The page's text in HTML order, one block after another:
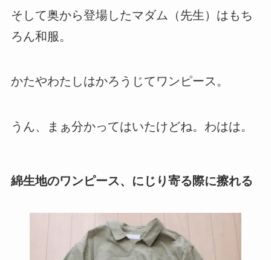
そして奥から登場したマダム（先生）はもち
ろん和服。
かたやわたしはかろうじてワンピース。
うん、まぁ分かってはいたけどね。わはは。
綿生地のワンピース、にじり寄る際に擦れる